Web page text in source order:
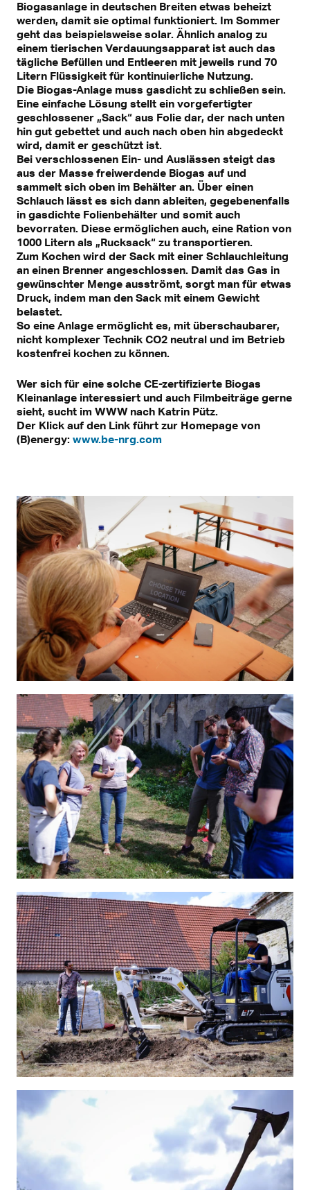
Biogasanlage in deutschen Breiten etwas beheizt
werden, damit sie optimal funktioniert. Im Sommer
geht das beispielsweise solar. Ähnlich analog zu
einem tierischen Verdauungsapparat ist auch das
tägliche Befüllen und Entleeren mit jeweils rund 70
Litern Flüssigkeit für kontinuierliche Nutzung.
Die Biogas-Anlage muss gasdicht zu schließen sein.
Eine einfache Lösung stellt ein vorgefertigter
geschlossener „Sack“ aus Folie dar, der nach unten
hin gut gebettet und auch nach oben hin abgedeckt
wird, damit er geschützt ist.
Bei verschlossenen Ein- und Auslässen steigt das
aus der Masse freiwerdende Biogas auf und
sammelt sich oben im Behälter an. Über einen
Schlauch lässt es sich dann ableiten, gegebenenfalls
in gasdichte Folienbehälter und somit auch
bevorraten. Diese ermöglichen auch, eine Ration von
1000 Litern als „Rucksack“ zu transportieren.
Zum Kochen wird der Sack mit einer Schlauchleitung
an einen Brenner angeschlossen. Damit das Gas in
gewünschter Menge ausströmt, sorgt man für etwas
Druck, indem man den Sack mit einem Gewicht
belastet.
So eine Anlage ermöglicht es, mit überschaubarer,
nicht komplexer Technik CO2 neutral und im Betrieb
kostenfrei kochen zu können.
Wer sich für eine solche CE-zertifizierte Biogas
Kleinanlage interessiert und auch Filmbeiträge gerne
sieht, sucht im WWW nach Katrin Pütz.
Der Klick auf den Link führt zur Homepage von
(B)energy: www.be-nrg.com